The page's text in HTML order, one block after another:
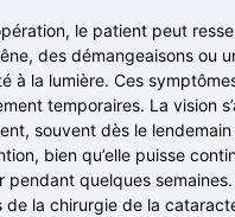
le patient peut
des démangeaisons ou
à la lumière. Ces
temporaires. La vision
souvent dès le
bien qu’elle puisse
pendant quelques
de la chirurgie de la